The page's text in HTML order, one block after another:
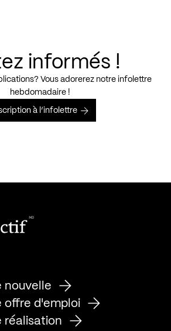
informés !
Vous adorerez notre infolettre
hebdomadaire !
à l’infolettre
nouvelle
offre d'emploi
réalisation